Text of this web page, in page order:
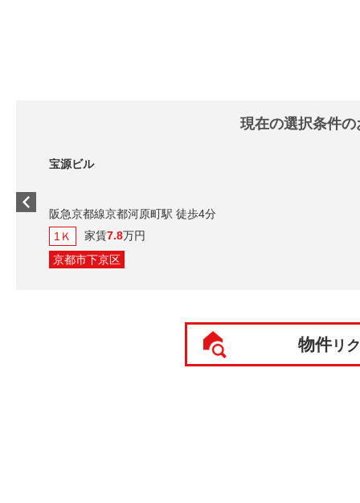
現在の選択条件
宝源ビル
阪急京都線京都河原町駅 徒歩4分
1Ｋ
家賃7.8万円
京都市下京区
物件リ